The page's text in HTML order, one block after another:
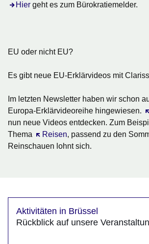
Hier geht es zum Bürokratiemelder.
EU oder nicht EU?
Es gibt neue EU-Erklärvideos mit
Im letzten Newsletter haben wir schon
Europa-Erklärvideoreihe hingewiesen.
nun neue Videos entdecken. Zum
Thema
Reisen
Öffnet sich in einem neuen
, passend zu den
Reinschauen lohnt sich.
Aktivitäten in Brüssel
Rückblick auf unsere